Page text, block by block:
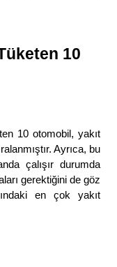
10
10 otomobil, yakıt
Ayrıca, bu
çalışır durumda
gerektiğini de göz
en çok yakıt